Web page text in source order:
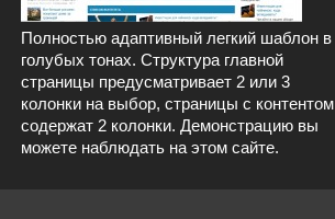
Полностью адаптивный легкий шаблон в
голубых тонах. Структура главной
страницы предусматривает 2 или 3
колонки на выбор, страницы с контентом
содержат 2 колонки. Демонстрацию вы
можете наблюдать на этом сайте.